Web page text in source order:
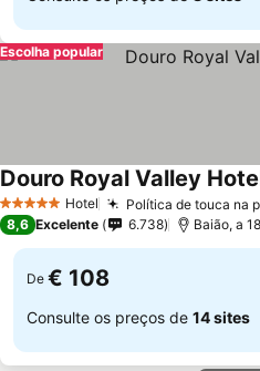
Escolha popular
5 Estrelas Hotel Política de touca na
Douro Royal Valley
8,6 Excelente 6.738 Baião, a
De € 108
Consulte os preços de 14 sites